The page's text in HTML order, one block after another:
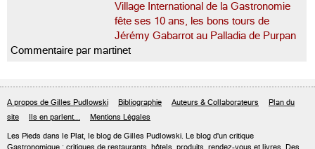
Village International de la Gastronomie
fête ses 10 ans, les bons tours de
Jérémy Gabarrot au Palladia de Purpan
Commentaire par martinet
A propos de Gilles Pudlowski Bibliographie Auteurs & Collaborateurs
Plan du
site
Ils en parlent... Mentions Légales
Les Pieds dans le Plat, le blog de Gilles Pudlowski. Le blog d'un critique